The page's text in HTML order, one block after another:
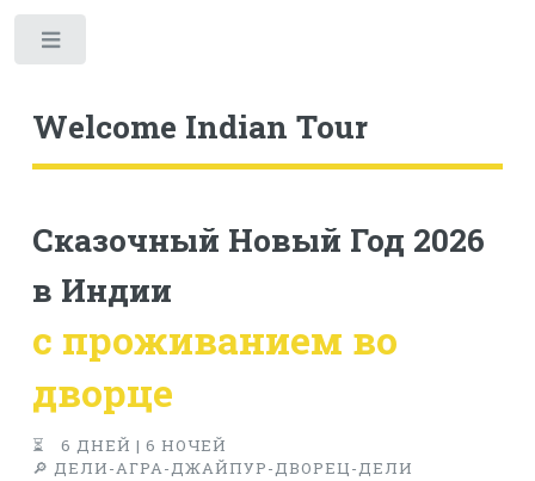
Welcome Indian Tour
Сказочный Новый Год 2026
в Индии
с проживанием во
дворце
⏳ 6 ДНЕЙ | 6 НОЧЕЙ
🔎 ДЕЛИ-АГРА-ДЖАЙПУР-ДВОРЕЦ-ДЕЛИ